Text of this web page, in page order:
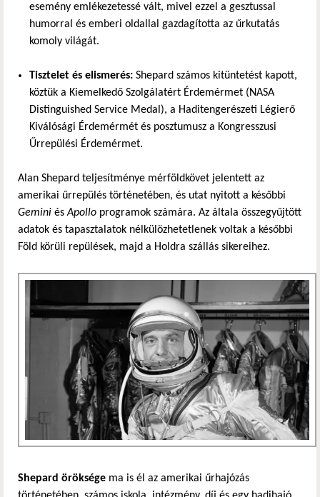
esemény emlékezetessé vált, mivel ezzel a gesztussal
humorral és emberi oldallal gazdagította az űrkutatás
komoly világát.
Tisztelet és elismerés: Shepard számos kitüntetést kapott,
köztük a Kiemelkedő Szolgálatért Érdemérmet (NASA
Distinguished Service Medal), a Haditengerészeti Légierő
Kiválósági Érdemérmét és posztumusz a Kongresszusi
Űrrepülési Érdemérmet.
Alan Shepard teljesítménye mérföldkövet jelentett az
amerikai űrrepülés történetében, és utat nyitott a későbbi
Gemini ésApollo programok számára. Az általa összegyűjtött
adatok és tapasztalatok nélkülözhetetlenek voltak a későbbi
Föld körüli repülések, majd a Holdra szállás sikereihez.
Shepard öröksége ma is él az amerikai űrhajózás